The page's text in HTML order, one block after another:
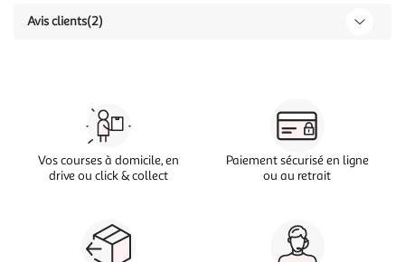
Avis clients(2)
Vos courses à domicile, en
drive ou click & collect
Paiement sécurisé en ligne
ou au retrait